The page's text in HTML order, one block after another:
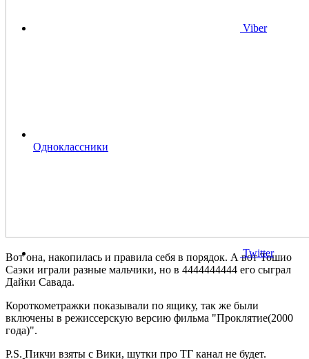
Вот она, накопилась и правила себя в порядок. А вот Тошио
Саэки играли разные мальчики, но в 4444444444 его сыграл
Дайки Савада.
Короткометражки показывали по ящику, так же были
включены в режиссерскую версию фильма "Проклятие(2000
года)".
P.S. Пикчи взяты с Вики, шутки про ТГ канал не будет.
Viber
Одноклассники
Twitter